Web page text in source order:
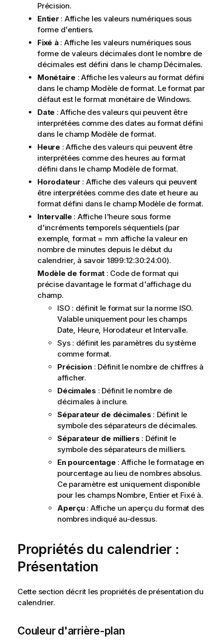
Précision.
Entier : Affiche les valeurs numériques sous
forme d'entiers.
Fixé à: Affiche les valeurs numériques sous
forme de valeurs décimales dont le nombre de
décimales est défini dans le champ Décimales.
Monétaire : Affiche les valeurs au format défini
dans le champ Modèle de format. Le format par
défaut est le format monétaire de Windows.
Date : Affiche des valeurs qui peuvent être
interprétées comme des dates au format défini
dans le champ Modèle de format.
Heure : Affiche des valeurs qui peuvent être
interprétées comme des heures au format
défini dans le champ Modèle de format.
Horodateur : Affiche des valeurs qui peuvent
être interprétées comme des date et heure au
format défini dans le champ Modèle de format.
Intervalle : Affiche l'heure sous forme
d'incréments temporels séquentiels (par
exemple, format = mm affiche la valeur en
nombre de minutes depuis le début du
calendrier, à savoir 1899:12:30:24:00).
Modèle de format : Code de format qui
précise davantage le format d'affichage du
champ.
ISO : définit le format sur la norme ISO.
Valable uniquement pour les champs
Date Heure, Horodateuret Intervalle.
Sys: définit les paramètres du système
comme format.
Précision: Définit le nombre de chiffres à
afficher.
Décimales : Définit le nombre de
décimales à inclure.
Séparateur de décimales : Définit le
symbole des séparateurs de décimales.
Séparateur de milliers : Définit le
symbole des séparateurs de milliers.
En pourcentage : Affiche le formatage en
pourcentage au lieu de nombres absolus.
Ce paramètre est uniquement disponible
pour les champs Nombre, Entieret Fixé à.
Aperçu: Affiche un aperçu du format des
nombres indiqué au-dessus.
Propriétés du calendrier :
Présentation
Cette section décrit les propriétés de présentation du
calendrier.
Couleur d'arrière-plan